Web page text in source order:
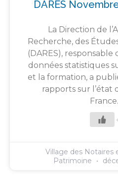
DARES
La Direction de
Recherche, des
(DARES),
données statistiques
et la formation, a
rapports sur l’état
Village des Notaires
Patrimoine